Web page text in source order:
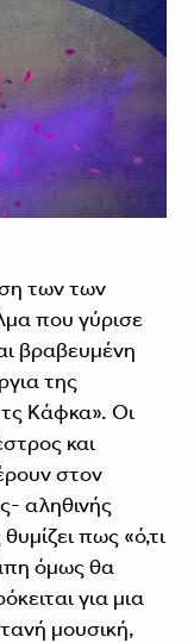
των των
που γύρισε
βραβευμένη
της
Κάφκα». Οι
και
στον
αληθινής
πως «ό,τι
όμως θα
για μια
μουσική,